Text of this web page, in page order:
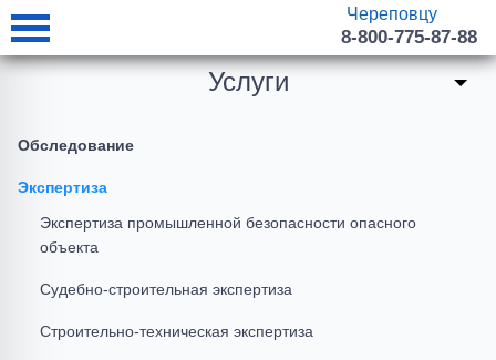
Череповцу
8-800-775-87-88
Услуги
Обследование
Экспертиза
Экспертиза промышленной безопасности опасного
объекта
Судебно-строительная экспертиза
Строительно-техническая экспертиза